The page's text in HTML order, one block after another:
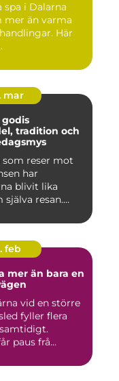
spa i Dalarna
mer än varma
Här
mar
tradition och
som reser mot
har
blivit lika
resan.
feb
vid en större
fyller flera
paus frå...